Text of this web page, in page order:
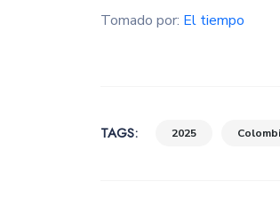
Tomado por: El tiempo
TAGS: 2025